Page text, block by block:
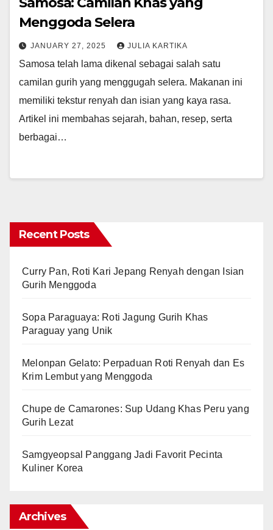
Menggoda Selera
JANUARY 27, 2025 JULIA KARTIKA
Samosa telah lama dikenal sebagai salah satu
camilan gurih yang menggugah selera. Makanan ini
memiliki tekstur renyah dan isian yang kaya rasa.
Artikel ini membahas sejarah, bahan, resep, serta
berbagai…
Recent Posts
Curry Pan, Roti Kari Jepang Renyah dengan Isian
Gurih Menggoda
Sopa Paraguaya: Roti Jagung Gurih Khas
Paraguay yang Unik
Melonpan Gelato: Perpaduan Roti Renyah dan Es
Krim Lembut yang Menggoda
Chupe de Camarones: Sup Udang Khas Peru yang
Gurih Lezat
Samgyeopsal Panggang Jadi Favorit Pecinta
Kuliner Korea
Archives